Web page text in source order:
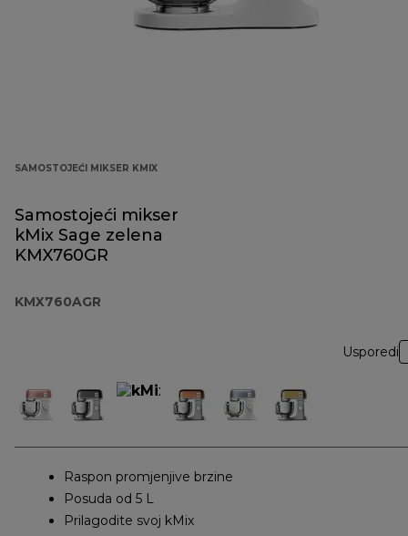
SAMOSTOJEĆI MIKSER KMIX
Samostojeći mikser
kMix Sage zelena
KMX760GR
KMX760AGR
Usporedi
Raspon promjenjive brzine
Posuda od 5 L
Prilagodite svoj kMix